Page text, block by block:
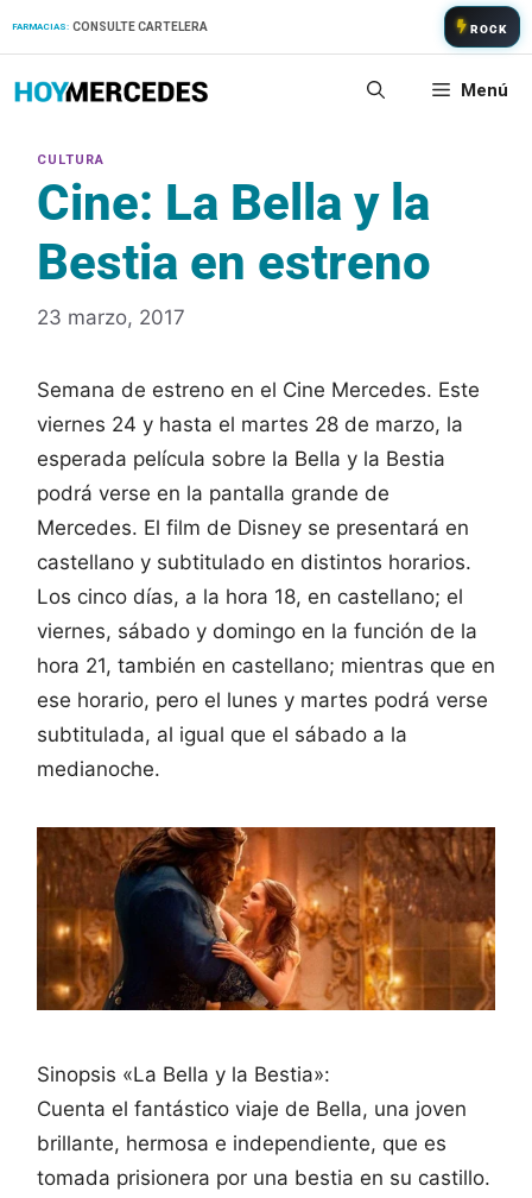
FARMACIAS: CONSULTE CARTELERA ROCK
Menú
Cine: La Bella y la
Bestia en estreno
23 marzo, 2017
Semana de estreno en el Cine Mercedes. Este
viernes 24 y hasta el martes 28 de marzo, la
esperada película sobre la Bella y la Bestia
podrá verse en la pantalla grande de
Mercedes. El film de Disney se presentará en
castellano y subtitulado en distintos horarios.
Los cinco días, a la hora 18, en castellano; el
viernes, sábado y domingo en la función de la
hora 21, también en castellano; mientras que en
ese horario, pero el lunes y martes podrá verse
subtitulada, al igual que el sábado a la
medianoche.
Sinopsis «La Bella y la Bestia»:
Cuenta el fantástico viaje de Bella, una joven
brillante, hermosa e independiente, que es
tomada prisionera por una bestia en su castillo.